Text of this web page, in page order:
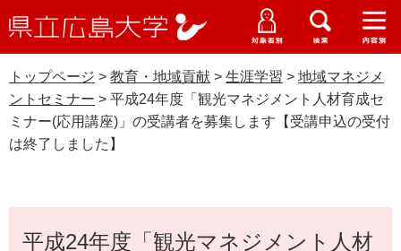
ー
ジ
先
頭
で
ニ
ュ
を
飛
ば
ニ
ュ
ー
ニ
ュ
ー
ニ
ー
立
大
学
受験生の皆さま
在学生の皆さま
受験生特設サイト
WEB版大学案内
資料請求
大学概要
学部・大学院・専攻科
研究・地域連携・国際交流
トップページ > 教育・地域貢献 > 生涯学習 > 地域マネジメ
ントセミナー > 平成24年度「観光マネジメント人材育成セ
ミナー(応用講座)」の受講者を募集します【受講申込の受付
は終了しました】
文平成24年度「観光マネジメント人材